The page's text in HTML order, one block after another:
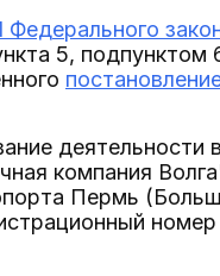
Федерального
5, подпунктом
компания
Пермь